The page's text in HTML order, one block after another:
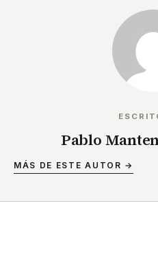
Pablo
MÁS DE ESTE AUTOR →